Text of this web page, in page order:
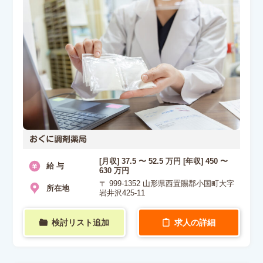
おぐに調剤薬局
給 与
[月収] 37.5 〜 52.5 万円 [年収] 450 〜
630 万円
所在地
〒 999-1352 山形県西置賜郡小国町大字
岩井沢425-11
検討リスト追加 求人の詳細